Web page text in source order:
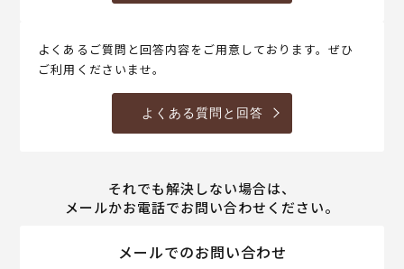
よくあるご質問と回答内容をご用意しております。ぜひ
ご利用くださいませ。
よくある質問と回答
それでも解決しない場合は、
メールかお電話でお問い合わせください。
メールでのお問い合わせ